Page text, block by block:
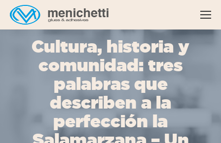
Cultura, historia y
comunidad: tres
palabras que
describen a la
perfección la